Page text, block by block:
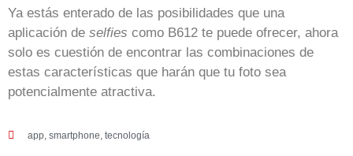
Ya estás enterado de las posibilidades que una
aplicación de selfies como B612 te puede ofrecer, ahora
solo es cuestión de encontrar las combinaciones de
estas características que harán que tu foto sea
potencialmente atractiva.
app, smartphone, tecnología